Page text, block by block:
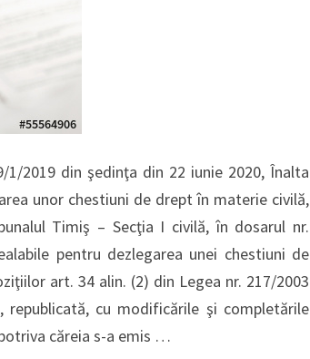
1/2019 din şedinţa din 22 iunie 2020, Înalta
unor chestiuni de drept în materie civilă,
Timiş – Secţia I civilă, în dosarul nr.
pentru dezlegarea unei chestiuni de
art. 34 alin. (2) din Legea nr. 217/2003
republicată, cu modificările şi completările
căreia s-a emis …